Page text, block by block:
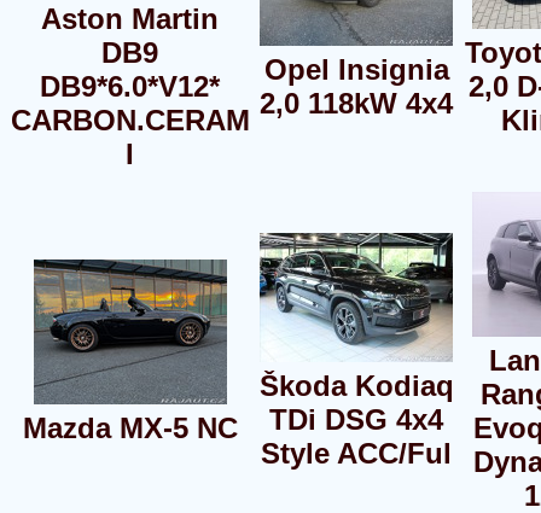
Aston Martin
DB9
DB9*6.0*V12*
CARBON.CERAM
I
Opel Insignia
2,0 118kW 4x4
2,0
Mazda MX-5 NC
Škoda Kodiaq
TDi DSG 4x4
Style ACC/Ful